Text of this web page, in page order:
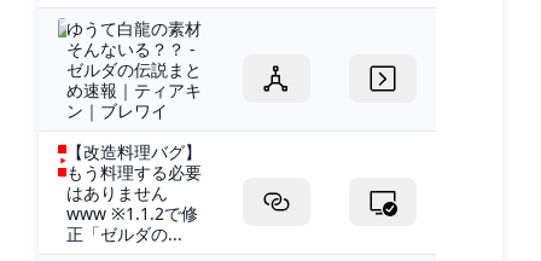
ゆうて白龍の素材
そんないる？？ -
ゼルダの伝説まと
め速報｜ティアキ
ン｜ブレワイ
【改造料理バグ】
もう料理する必要
はありません
www ※1.1.2で修
正「ゼルダの...